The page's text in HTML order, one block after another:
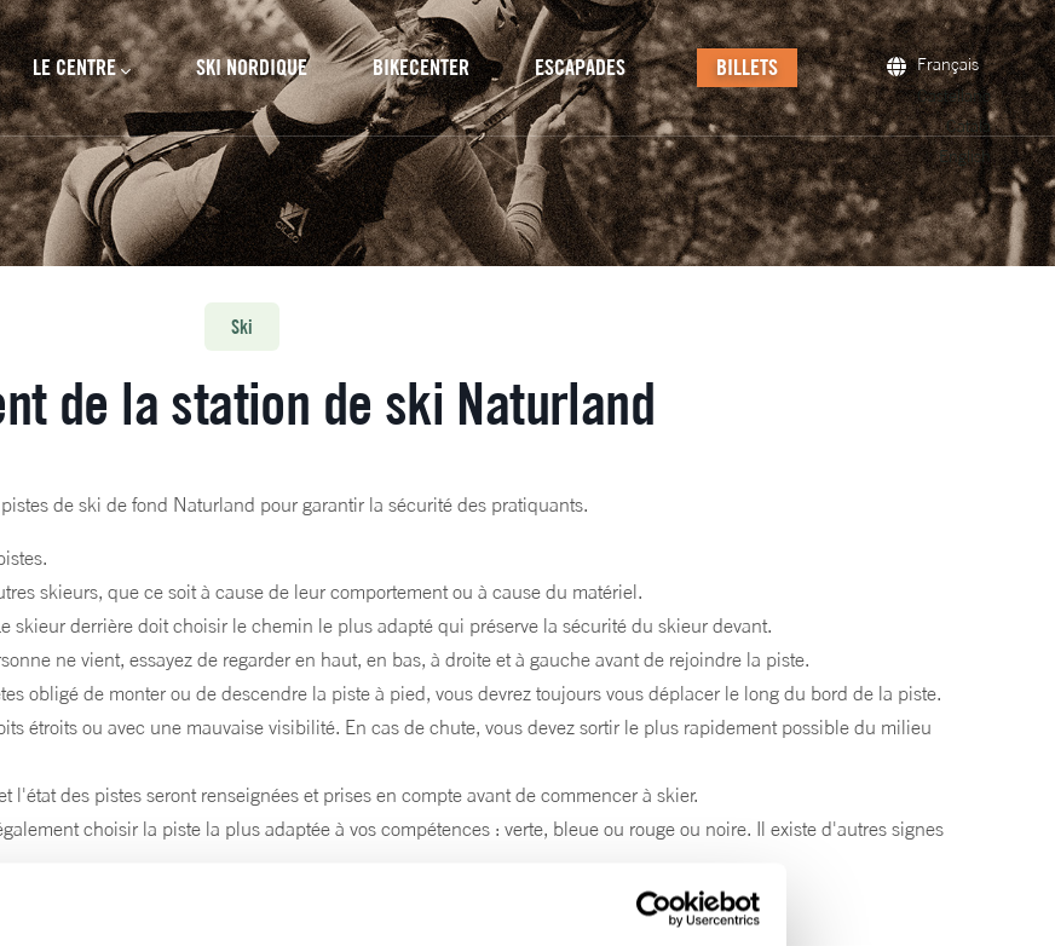
LE CENTRE SKI NORDIQUE BIKECENTER ESCAPADES BILLETS
Français
Castellano
Català
English
Ski
de la station de ski Naturland
de ski de fond Naturland pour garantir la sécurité des pratiquants.
skieurs, que ce soit à cause de leur comportement ou à cause du matériel.
skieur derrière doit choisir le chemin le plus adapté qui préserve la sécurité du skieur devant.
ne vient, essayez de regarder en haut, en bas, à droite et à gauche avant de rejoindre la piste.
obligé de monter ou de descendre la piste à pied, vous devrez toujours vous déplacer le long du bord de la piste.
étroits ou avec une mauvaise visibilité. En cas de chute, vous devez sortir le plus rapidement possible du milieu
l'état des pistes seront renseignées et prises en compte avant de commencer à skier.
choisir la piste la plus adaptée à vos compétences : verte, bleue ou rouge ou noire. Il existe d'autres signes